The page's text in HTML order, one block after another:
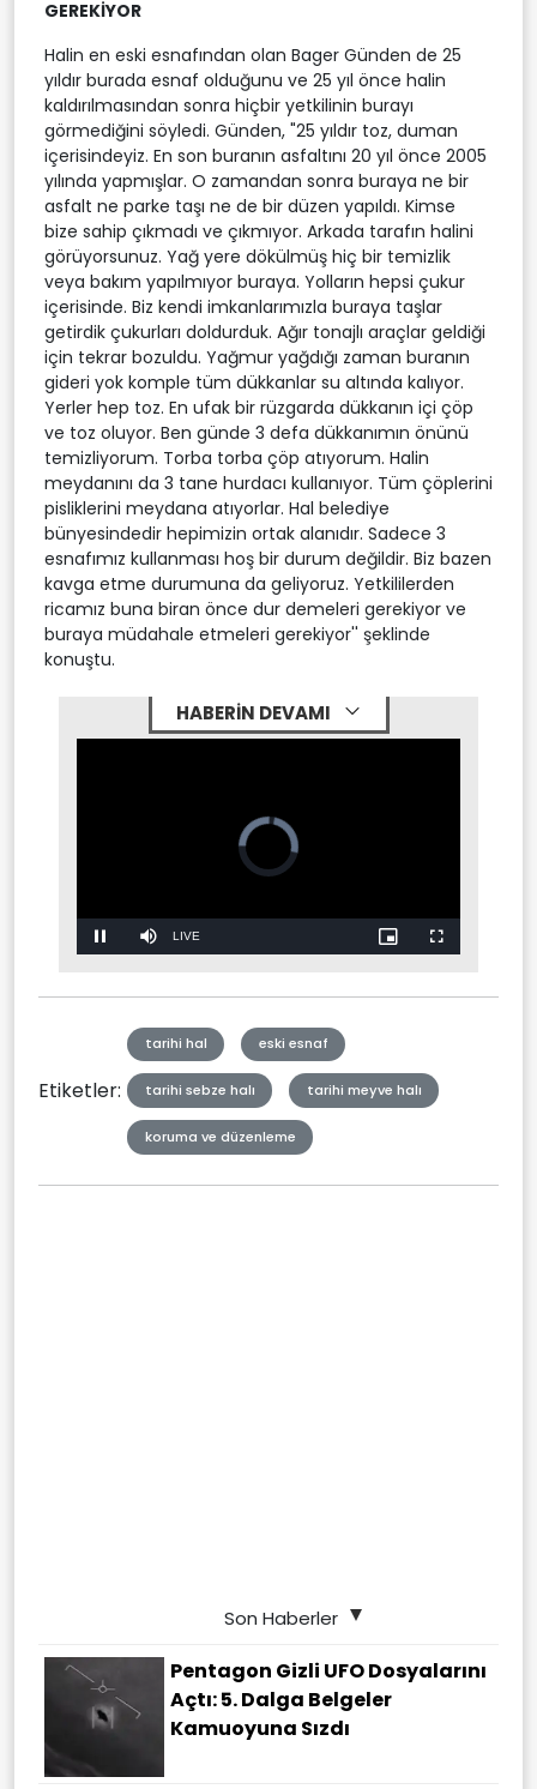
GEREKİYOR
Halin en eski esnafından olan Bager Günden de 25
yıldır burada esnaf olduğunu ve 25 yıl önce halin
kaldırılmasından sonra hiçbir yetkilinin burayı
görmediğini söyledi. Günden, "25 yıldır toz, duman
içerisindeyiz. En son buranın asfaltını 20 yıl önce 2005
yılında yapmışlar. O zamandan sonra buraya ne bir
asfalt ne parke taşı ne de bir düzen yapıldı. Kimse
bize sahip çıkmadı ve çıkmıyor. Arkada tarafın halini
görüyorsunuz. Yağ yere dökülmüş hiç bir temizlik
veya bakım yapılmıyor buraya. Yolların hepsi çukur
içerisinde. Biz kendi imkanlarımızla buraya taşlar
getirdik çukurları doldurduk. Ağır tonajlı araçlar geldiği
için tekrar bozuldu. Yağmur yağdığı zaman buranın
gideri yok komple tüm dükkanlar su altında kalıyor.
Yerler hep toz. En ufak bir rüzgarda dükkanın içi çöp
ve toz oluyor. Ben günde 3 defa dükkanımın önünü
temizliyorum. Torba torba çöp atıyorum. Halin
meydanını da 3 tane hurdacı kullanıyor. Tüm çöplerini
pisliklerini meydana atıyorlar. Hal belediye
bünyesindedir hepimizin ortak alanıdır. Sadece 3
esnafımız kullanması hoş bir durum değildir. Biz bazen
kavga etme durumuna da geliyoruz. Yetkililerden
ricamız buna biran önce dur demeleri gerekiyor ve
buraya müdahale etmeleri gerekiyor'' şeklinde
konuştu.
HABERİN DEVAMI
Video
Player
is
loading.
Pause Mute Stream
LIVE
Picture-
in-
Fullscreen
Etiketler:
tarihi hal eski esnaf
tarihi sebze halı tarihi meyve halı
koruma ve düzenleme
Son Haberler
Pentagon Gizli UFO Dosyalarını
Açtı: 5. Dalga Belgeler
Kamuoyuna Sızdı